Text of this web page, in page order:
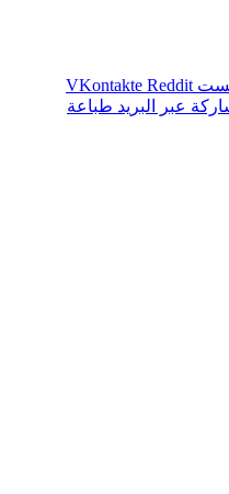
عبر البريد طباعة